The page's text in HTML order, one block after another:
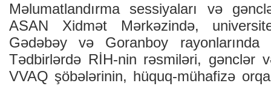
Məlumatlandırma sessiyaları və
ASAN Xidmət Mərkəzində,
Gədəbəy və Goranboy rayonlarında
Tədbirlərdə RİH-nin rəsmiləri, gənclər
VVAQ şöbələrinin, hüquq-mühafizə